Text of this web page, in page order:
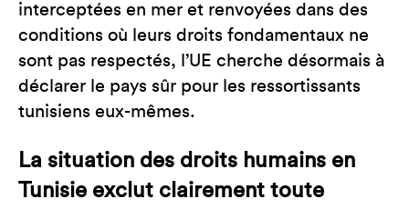
interceptées en mer et renvoyées dans des
conditions où leurs droits fondamentaux ne
sont pas respectés, l’UE cherche désormais à
déclarer le pays sûr pour les ressortissants
tunisiens eux-mêmes.
La situation des droits humains en
Tunisie exclut clairement toute